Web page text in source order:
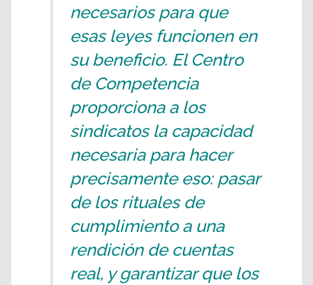
necesarios para que
esas leyes funcionen en
su beneficio. El Centro
de Competencia
proporciona a los
sindicatos la capacidad
necesaria para hacer
precisamente eso: pasar
de los rituales de
cumplimiento a una
rendición de cuentas
real, y garantizar que los